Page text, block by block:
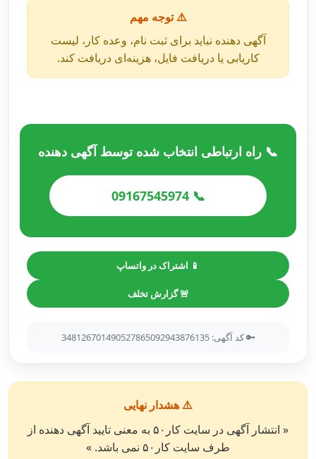
⚠️ توجه مهم
آگهی دهنده نباید برای ثبت نام، وعده کار، لیست
کاریابی یا دریافت فایل، هزینه‌ای دریافت کند.
📞 راه ارتباطی انتخاب شده توسط آگهی دهنده
📞 09167545974
📱 اشتراک در واتساپ
🚨 گزارش تخلف
🔑 کد آگهی: 348126701490527865092943876135
⚠️ هشدار نهایی
« انتشار آگهی در سایت کار۵۰ به معنی تایید آگهی دهنده از
طرف سایت کار۵۰ نمی باشد. »